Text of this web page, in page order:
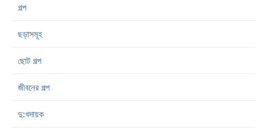
গল্প
ছড়াসমূহ
ছোট গল্প
জীবনের গল্প
দু:খদায়ক